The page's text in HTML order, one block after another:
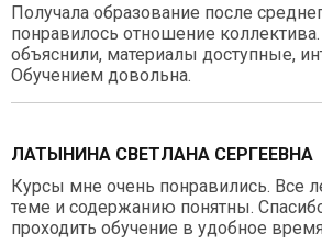
Получала образование после
понравилось отношение
объяснили, материалы доступные,
Обучением довольна.
ЛАТЫНИНА СВЕТЛАНА СЕРГЕЕВНА
Курсы мне очень понравились. Все
теме и содержанию понятны.
проходить обучение в удобное